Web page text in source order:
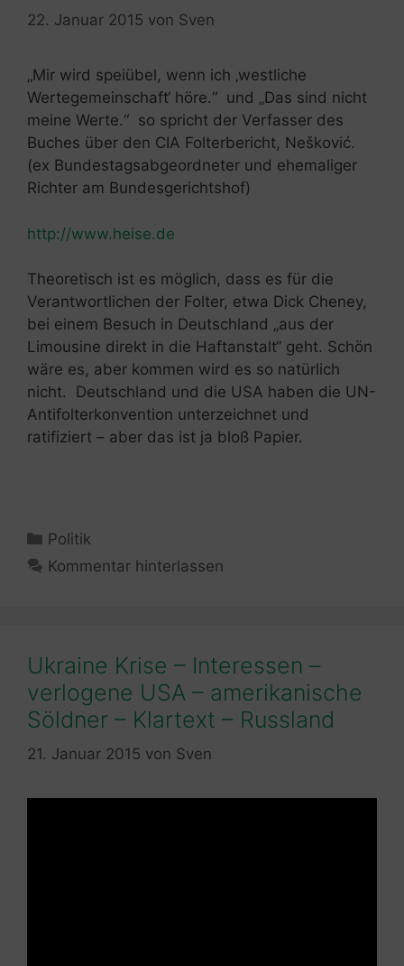
22. Januar 2015 von Sven
„Mir wird speiübel, wenn ich ‚westliche
Wertegemeinschaft‘ höre.“ und „Das sind nicht
meine Werte.“ so spricht der Verfasser des
Buches über den CIA Folterbericht, Nešković.
(ex Bundestagsabgeordneter und ehemaliger
Richter am Bundesgerichtshof)
http://www.heise.de
Theoretisch ist es möglich, dass es für die
Verantwortlichen der Folter, etwa Dick Cheney,
bei einem Besuch in Deutschland „aus der
Limousine direkt in die Haftanstalt“ geht. Schön
wäre es, aber kommen wird es so natürlich
nicht. Deutschland und die USA haben die UN-
Antifolterkonvention unterzeichnet und
ratifiziert – aber das ist ja bloß Papier.
Kategorien
Politik
Kommentar hinterlassen
Ukraine Krise – Interessen –
verlogene USA – amerikanische
Söldner – Klartext – Russland
21. Januar 2015 von Sven